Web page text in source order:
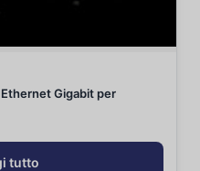
Gigabit per
tutto